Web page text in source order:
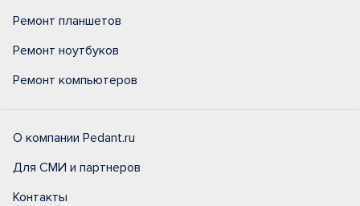
Ремонт планшетов
Ремонт ноутбуков
Ремонт компьютеров
О компании Pedant.ru
Для СМИ и партнеров
Контакты